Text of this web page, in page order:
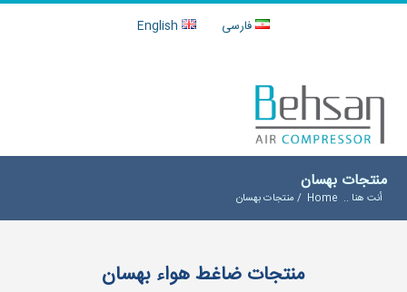
فارسی English
منتجات بهسان
أنت هنا .. Home
/ منتجات بهسان
منتجات ضاغط هواء بهسان